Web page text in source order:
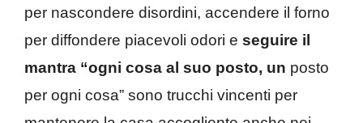
per nascondere disordini, accendere il forno
per diffondere piacevoli odori e seguire il
mantra “ogni cosa al suo posto, un posto
per ogni cosa” sono trucchi vincenti per